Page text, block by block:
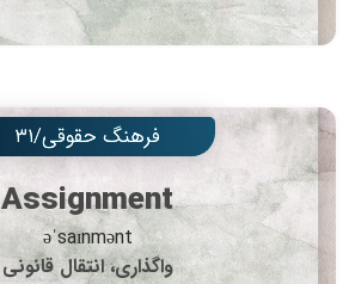
فرهنگ حقوقی/۳۱
Assignment
əˈsaɪnmənt
واگذاری، انتقال قانونی